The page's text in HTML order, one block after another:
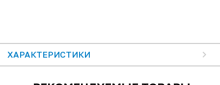
ХАРАКТЕРИСТИКИ